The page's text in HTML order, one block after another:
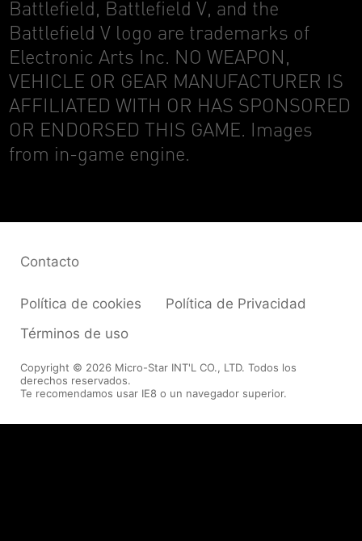
Battlefield, Battlefield V, and the
Battlefield V logo are trademarks of
Electronic Arts Inc. NO WEAPON,
VEHICLE OR GEAR MANUFACTURER IS
AFFILIATED WITH OR HAS SPONSORED
OR ENDORSED THIS GAME. Images
from in-game engine.
Copyright © 2026 Micro-Star INT'L CO., LTD. Todos los
derechos reservados.
Te recomendamos usar IE8 o un navegador superior.
Política de cookies
Política de Privacidad
Términos de uso
Contacto